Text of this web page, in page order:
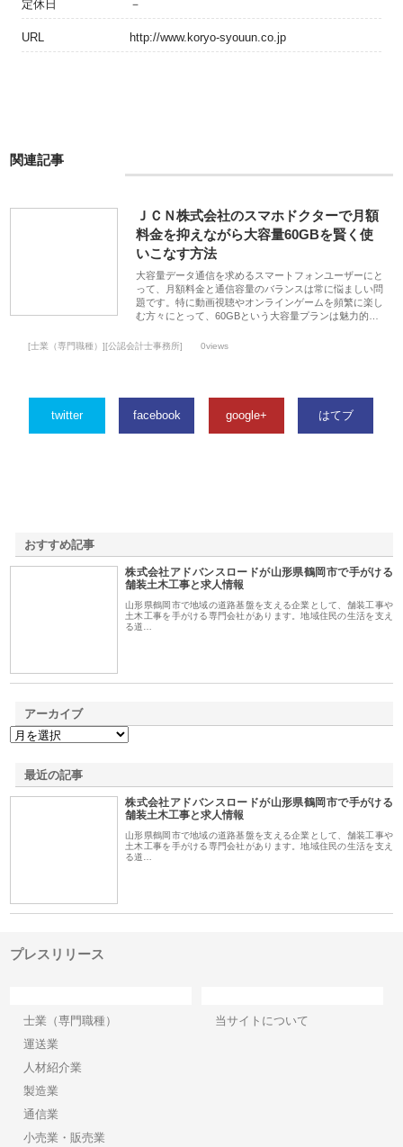
定休日 －
URL http://www.koryo-syouun.co.jp
関連記事
ＪＣＮ株式会社のスマホドクターで月額
料金を抑えながら大容量60GBを賢く使
いこなす方法
大容量データ通信を求めるスマートフォンユーザーにと
って、月額料金と通信容量のバランスは常に悩ましい問
題です。特に動画視聴やオンラインゲームを頻繁に楽し
む方々にとって、60GBという大容量プランは魅力的…
[士業（専門職種）][公認会計士事務所] 0views
twitter facebook google+ はてブ
おすすめ記事
株式会社アドバンスロードが山形県鶴岡市で手がける
舗装土木工事と求人情報
山形県鶴岡市で地域の道路基盤を支える企業として、舗装工事や
土木工事を手がける専門会社があります。地域住民の生活を支え
る道…
アーカイブ
最近の記事
株式会社アドバンスロードが山形県鶴岡市で手がける
舗装土木工事と求人情報
山形県鶴岡市で地域の道路基盤を支える企業として、舗装工事や
土木工事を手がける専門会社があります。地域住民の生活を支え
る道…
プレスリリース
士業（専門職種）
運送業
人材紹介業
製造業
通信業
小売業・販売業
当サイトについて